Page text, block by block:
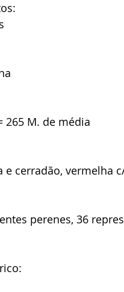
265 M. de média
e cerradão, vermelha
perenes, 36